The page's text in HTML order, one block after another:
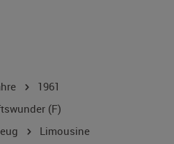
1961
(F)
Limousine